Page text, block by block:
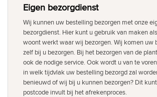
Eigen bezorgdienst
Wij kunnen uw bestelling bezorgen met onze
bezorgdienst. Hier kunt u gebruik van maken
woont werkt waar wij bezorgen. Wij komen uw
zelf bij u bezorgen. Bij het bezorgen van de
ook de nodige service. Ook wordt u van te
in welk tijdvlak uw bestelling bezorgd zal
benieuwd of wij bij u kunnen bezorgen? Dit
postcode invult bij het afrekenproces.